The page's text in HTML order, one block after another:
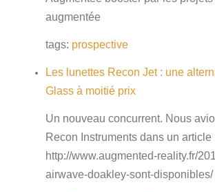
augmentée
tags: prospective
Les lunettes Recon Jet : une
Glass à moitié prix
Un nouveau concurrent. Nous
Recon Instruments dans un article
http://www.augmented-reality.fr/
airwave-doakley-sont-disponibles/